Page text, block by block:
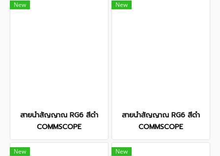
New
สายนำสัญญาณ RG6 สีดำ
COMMSCOPE
New
สายนำสัญญาณ RG6 สีดำ
COMMSCOPE
New New